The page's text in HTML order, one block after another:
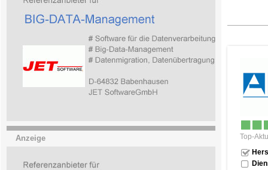
Anzeige
Top-